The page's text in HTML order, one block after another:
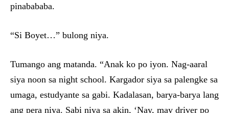
pinabababa.
“Si Boyet…” bulong niya.
Tumango ang matanda. “Anak ko po iyon. Nag-aaral
siya noon sa night school. Kargador siya sa palengke sa
umaga, estudyante sa gabi. Kadalasan, barya-barya lang
ang pera niya. Sabi niya sa akin, ‘Nay, may driver po